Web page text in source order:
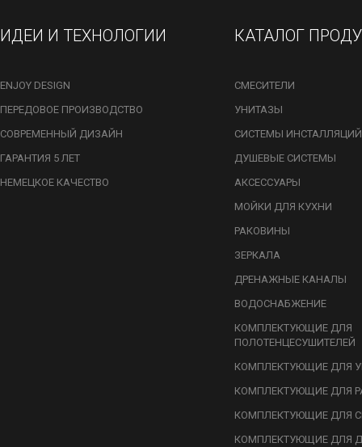
ИДЕИ И ТЕХНОЛОГИИ
ENJOY DESIGN
ПЕРЕДОВОЕ ПРОИЗВОДСТВО
СОВРЕМЕННЫЙ ДИЗАЙН
ГАРАНТИЯ 5 ЛЕТ
НЕМЕЦКОЕ КАЧЕСТВО
КАТАЛОГ
СМЕСИТЕЛИ
УНИТАЗЫ
СИСТЕМЫ ИНСТАЛЛЯЦИЙ
ДУШЕВЫЕ СИСТЕМЫ
АКСЕССУАРЫ
МОЙКИ ДЛЯ КУХНИ
РАКОВИНЫ
ЗЕРКАЛА
ДРЕНАЖНЫЕ КАНАЛЫ
ВОДОСНАБЖЕНИЕ
КОМПЛЕКТУЮЩИЕ ДЛЯ
ПОЛОТЕНЦЕСУШИТЕЛЕЙ
КОМПЛЕКТУЮЩИЕ ДЛЯ
КОМПЛЕКТУЮЩИЕ ДЛЯ
КОМПЛЕКТУЮЩИЕ ДЛЯ
КОМПЛЕКТУЮЩИЕ ДЛЯ